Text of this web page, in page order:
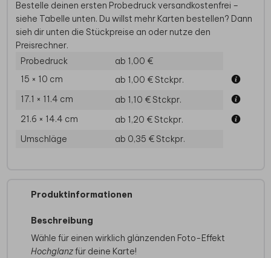
Bestelle deinen ersten Probedruck versandkostenfrei –
siehe Tabelle unten. Du willst mehr Karten bestellen? Dann
sieh dir unten die Stückpreise an oder nutze den
Preisrechner.
Probedruck
ab 1,00 €
15 × 10 cm
ab 1,00 €Stckpr.
17.1 × 11.4 cm
ab 1,10 €Stckpr.
21.6 × 14.4 cm
ab 1,20 €Stckpr.
Umschläge
ab 0,35 €Stckpr.
Produktinformationen
Beschreibung
Wähle für einen wirklich glänzenden Foto-Effekt
Hochglanzfür deine Karte!